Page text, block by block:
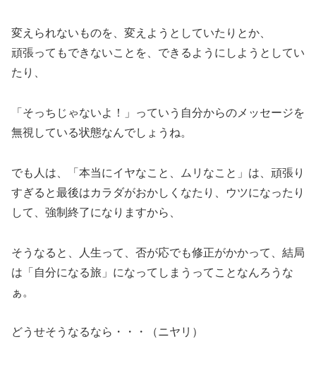
変えられないものを、変えようとしていたりとか、
頑張ってもできないことを、できるようにしようとしてい
たり、
「そっちじゃないよ！」っていう自分からのメッセージを
無視している状態なんでしょうね。
でも人は、「本当にイヤなこと、ムリなこと」は、頑張り
すぎると最後はカラダがおかしくなたり、ウツになったり
して、強制終了になりますから、
そうなると、人生って、否が応でも修正がかかって、結局
は「自分になる旅」になってしまうってことなんろうな
ぁ。
どうせそうなるなら・・・（ニヤリ）